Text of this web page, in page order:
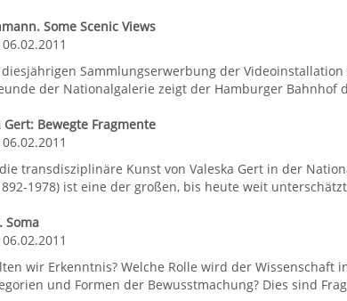
Some Scenic Views
Sammlungserwerbung der
der Nationalgalerie zeigt der Hamburger Bahnhof
Gert: Bewegte Fragmente
transdisziplinäre Kunst von Valeska Gert in der
1978) ist eine der großen, bis heute weit
Soma
wir Erkenntnis? Welche Rolle wird der
und Formen der Bewusstmachung? Dies sind